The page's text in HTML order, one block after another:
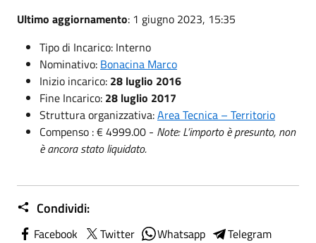
Ultimo aggiornamento: 1 giugno 2023, 15:35
Tipo di Incarico: Interno
Nominativo: Bonacina Marco
Inizio incarico: 28 luglio 2016
Fine Incarico: 28 luglio 2017
Struttura organizzativa:Area Tecnica – Territorio
Compenso : € 4999.00 - Note: L’importo è presunto, non
è ancora stato liquidato.
Condividi:
Facebook Twitter Whatsapp
Telegram